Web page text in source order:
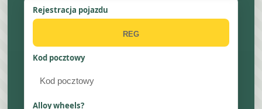
Rejestracja pojazdu
Kod pocztowy
Alloy wheels?